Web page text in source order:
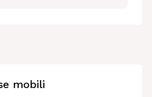
mobili